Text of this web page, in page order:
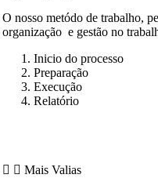
O nosso metódo de trabalho,
organização e gestão no
Inicio do processo
Preparação
Execução
Relatório
Mais Valias